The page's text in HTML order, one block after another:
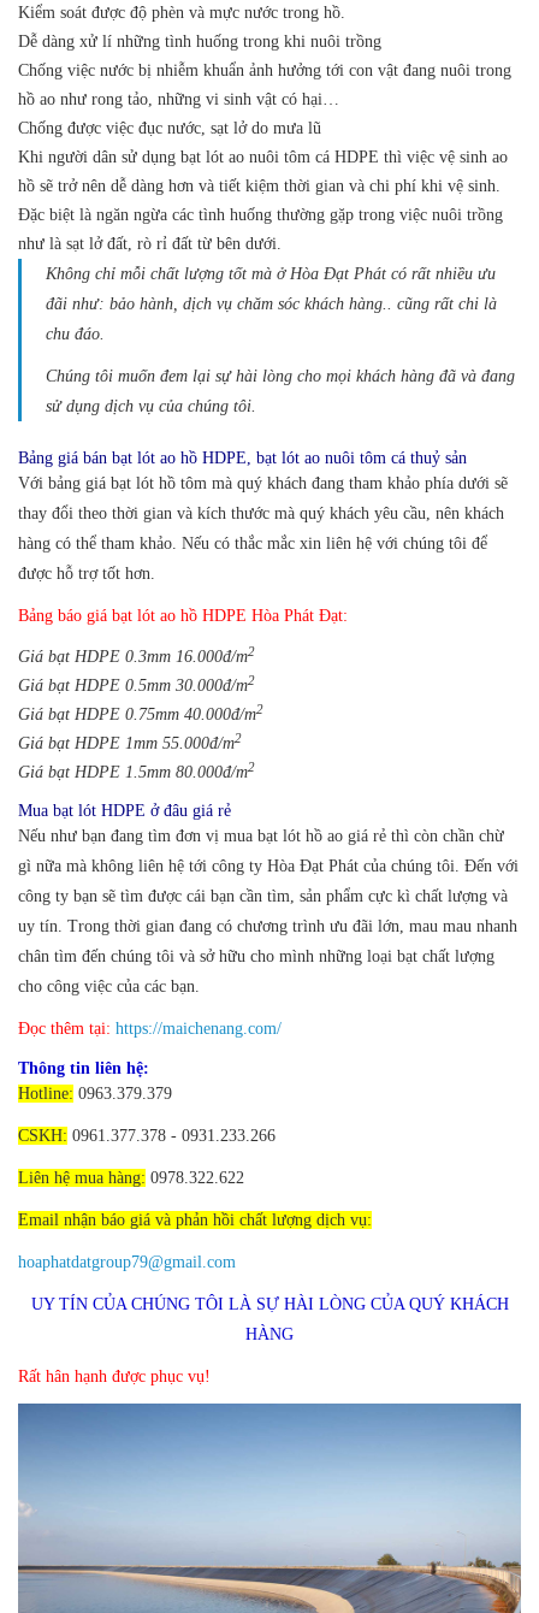
Kiểm soát được độ phèn và mực nước trong hồ.
Dễ dàng xử lí những tình huống trong khi nuôi trồng
Chống việc nước bị nhiễm khuẩn ảnh hưởng tới con vật đang nuôi trong
hồ ao như rong tảo, những vi sinh vật có hại…
Chống được việc đục nước, sạt lở do mưa lũ
Khi người dân sử dụng bạt lót ao nuôi tôm cá HDPE thì việc vệ sinh ao
hồ sẽ trở nên dễ dàng hơn và tiết kiệm thời gian và chi phí khi vệ sinh.
Đặc biệt là ngăn ngừa các tình huống thường gặp trong việc nuôi trồng
như là sạt lở đất, rò rỉ đất từ bên dưới.
Không chỉ mỗi chất lượng tốt mà ở Hòa Đạt Phát có rất nhiều ưu
đãi như: bảo hành, dịch vụ chăm sóc khách hàng.. cũng rất chi là
chu đáo.
Chúng tôi muốn đem lại sự hài lòng cho mọi khách hàng đã và đang
sử dụng dịch vụ của chúng tôi.
Bảng giá bán bạt lót ao hồ HDPE, bạt lót ao nuôi tôm cá thuỷ sản
Với bảng giá bạt lót hồ tôm mà quý khách đang tham khảo phía dưới sẽ
thay đổi theo thời gian và kích thước mà quý khách yêu cầu, nên khách
hàng có thể tham khảo. Nếu có thắc mắc xin liên hệ với chúng tôi để
được hỗ trợ tốt hơn.
Bảng báo giá bạt lót ao hồ HDPE Hòa Phát Đạt:
Giá bạt HDPE 0.3mm 16.000đ/m2
Giá bạt HDPE 0.5mm 30.000đ/m2
Giá bạt HDPE 0.75mm 40.000đ/m2
Giá bạt HDPE 1mm 55.000đ/m2
Giá bạt HDPE 1.5mm 80.000đ/m2
Mua bạt lót HDPE ở đâu giá rẻ
Nếu như bạn đang tìm đơn vị mua bạt lót hồ ao giá rẻ thì còn chần chừ
gì nữa mà không liên hệ tới công ty Hòa Đạt Phát của chúng tôi. Đến với
công ty bạn sẽ tìm được cái bạn cần tìm, sản phẩm cực kì chất lượng và
uy tín. Trong thời gian đang có chương trình ưu đãi lớn, mau mau nhanh
chân tìm đến chúng tôi và sở hữu cho mình những loại bạt chất lượng
cho công việc của các bạn.
Đọc thêm tại: https://maichenang.com/
Thông tin liên hệ:
Hotline: 0963.379.379
CSKH: 0961.377.378 - 0931.233.266
Liên hệ mua hàng: 0978.322.622
Email nhận báo giá và phản hồi chất lượng dịch vụ:
hoaphatdatgroup79@gmail.com
UY TÍN CỦA CHÚNG TÔI LÀ SỰ HÀI LÒNG CỦA QUÝ KHÁCH
HÀNG
Rất hân hạnh được phục vụ!